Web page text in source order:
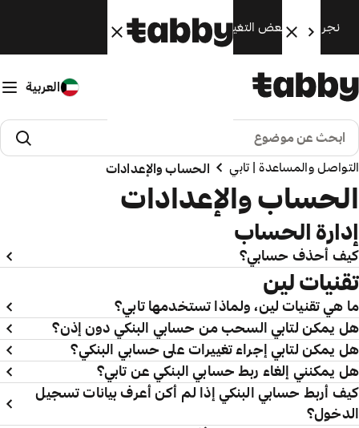
نجري الآن بعض التغييرات. سنعود قريبًا.
العربية
التواصل والمساعدة | تابي الحساب والإعدادات
الحساب والإعدادات
إدارة الحساب
كيف أحذف حسابي؟
تقنيات لين
ما هي تقنيات لين، ولماذا تستخدمها تابي؟
هل يمكن لتابي السحب من حسابي البنكي دون إذن؟
هل يمكن لتابي إجراء تغييرات على حسابي البنكي؟
هل يمكنني إلغاء ربط حسابي البنكي عن تابي؟
كيف أربط حسابي البنكي إذا لم أكن أعرف بيانات تسجيل
الدخول؟